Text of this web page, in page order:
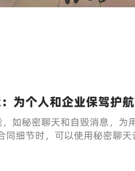
为个人和企业保驾护航
如秘密聊天和自毁消息，为
同细节时，可以使用秘密聊